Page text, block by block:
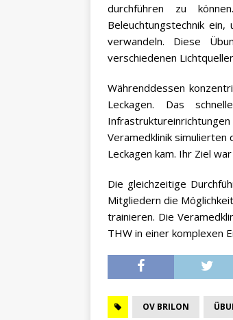
durchführen zu
Beleuchtungstechnik
verwandeln. Diese
verschiedenen
Währenddessen
Leckagen. Das
Veramedklinik simulierten
Leckagen kam. Ihr Ziel
Die gleichzeitige
Mitgliedern die
trainieren. Die
THW in einer komplexen
OV BRILON